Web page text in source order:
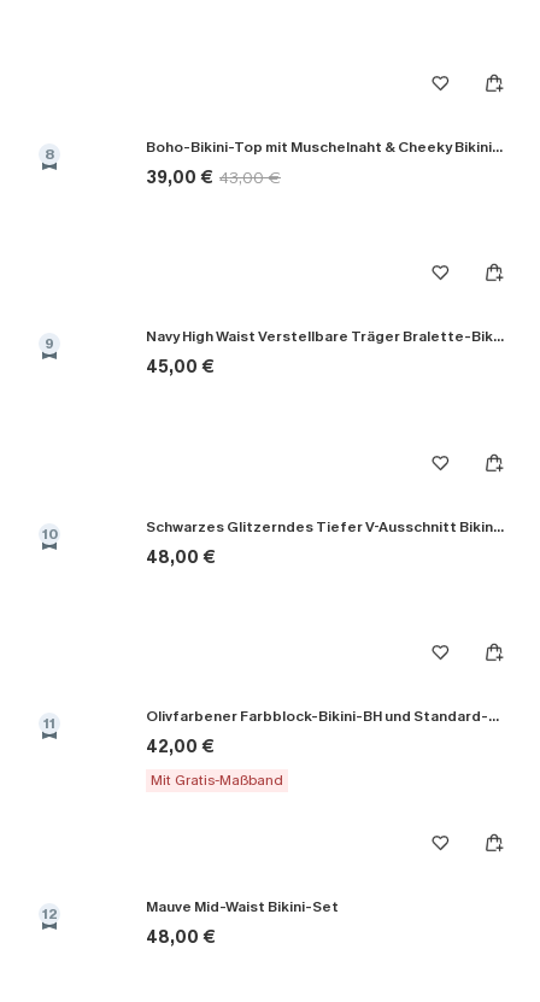
8 Boho-Bikini-Top mit Muschelnaht & Cheeky Bikinihose
39,00 € 43,00 €
9 Navy High Waist Verstellbare Träger Bralette-Bikini-Set
45,00 €
10 Schwarzes Glitzerndes Tiefer V-Ausschnitt Bikini-Set
48,00 €
11 Olivfarbener Farbblock-Bikini-BH und Standard-Höschenset
42,00 €
Mit Gratis-Maßband
12 Mauve Mid-Waist Bikini-Set
48,00 €